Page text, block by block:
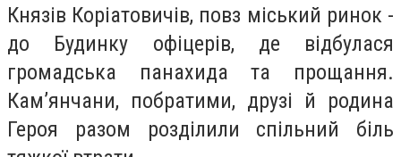
Князів Коріатовичів, повз міський ринок -
до Будинку офіцерів, де відбулася
громадська панахида та прощання.
Кам’янчани, побратими, друзі й родина
Героя разом розділили спільний біль